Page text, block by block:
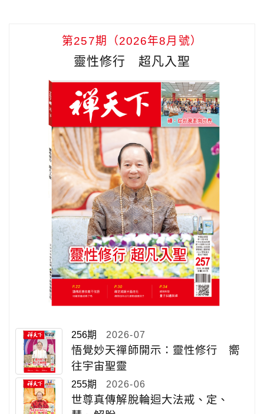
第257期（2026年8月號）
靈性修行 超凡入聖
256期 2026-07
悟覺妙天禪師開示：靈性修行 嚮
往宇宙聖靈
255期 2026-06
世尊真傳解脫輪迴大法戒、定、